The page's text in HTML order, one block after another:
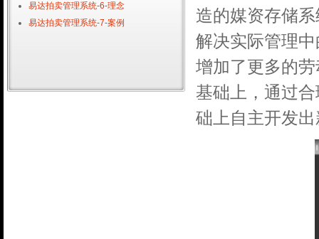
易达拍卖管理系统-6-理念
易达拍卖管理系统-7-案例
造的媒资存储
解决实际管理
增加了更多的
基础上，通过
础上自主开发